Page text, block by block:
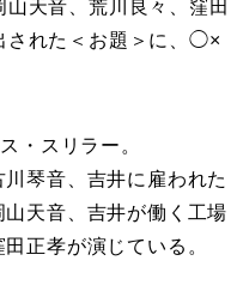
天音、荒川良々、窪田
された＜お題＞に、◯×
・スリラー。
琴音、吉井に雇われた
天音、吉井が働く工場
正孝が演じている。